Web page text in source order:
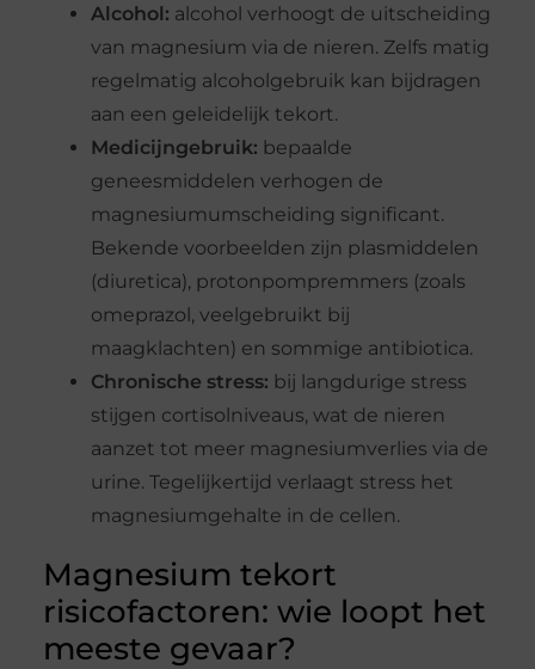
Alcohol: alcohol verhoogt de uitscheiding
van magnesium via de nieren. Zelfs matig
regelmatig alcoholgebruik kan bijdragen
aan een geleidelijk tekort.
Medicijngebruik: bepaalde
geneesmiddelen verhogen de
magnesiumumscheiding significant.
Bekende voorbeelden zijn plasmiddelen
(diuretica), protonpompremmers (zoals
omeprazol, veelgebruikt bij
maagklachten) en sommige antibiotica.
Chronische stress: bij langdurige stress
stijgen cortisolniveaus, wat de nieren
aanzet tot meer magnesiumverlies via de
urine. Tegelijkertijd verlaagt stress het
magnesiumgehalte in de cellen.
Magnesium tekort
risicofactoren: wie loopt het
meeste gevaar?